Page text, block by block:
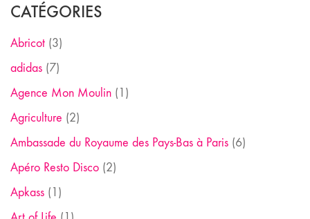
CATÉGORIES
Abricot (3)
adidas (7)
Agence Mon Moulin (1)
Agriculture (2)
Ambassade du Royaume des Pays-Bas à Paris (6)
Apéro Resto Disco (2)
Apkass (1)